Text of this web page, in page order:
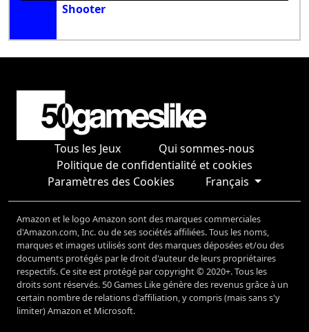
Shooter
Tous les Jeux
Qui sommes-nous
Politique de confidentialité et cookies
Paramètres des Cookies
Français
Amazon et le logo Amazon sont des marques commerciales
d'Amazon.com, Inc. ou de ses sociétés affiliées. Tous les noms,
marques et images utilisés sont des marques déposées et/ou des
documents protégés par le droit d'auteur de leurs propriétaires
respectifs. Ce site est protégé par copyright © 2020+. Tous les
droits sont réservés. 50 Games Like génère des revenus grâce à un
certain nombre de relations d'affiliation, y compris (mais sans s'y
limiter) Amazon et Microsoft.